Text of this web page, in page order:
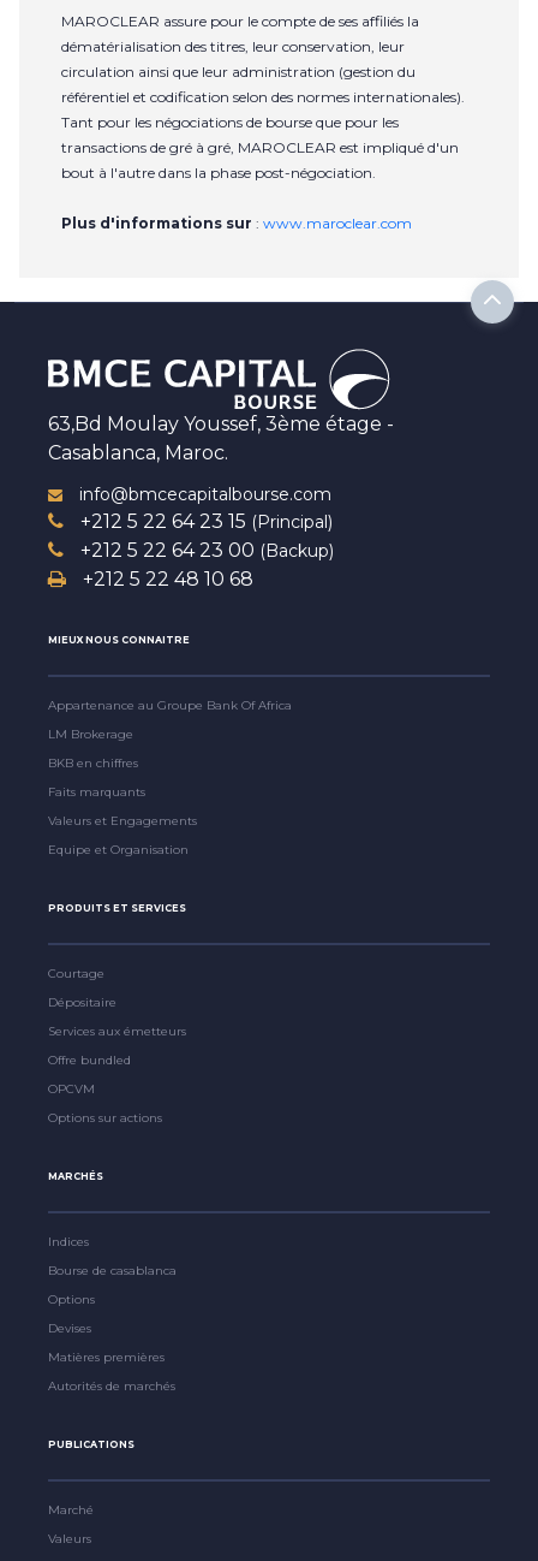
MAROCLEAR assure pour le compte de ses affiliés la
dématérialisation des titres, leur conservation, leur
circulation ainsi que leur administration (gestion du
référentiel et codification selon des normes internationales).
Tant pour les négociations de bourse que pour les
transactions de gré à gré, MAROCLEAR est impliqué d'un
bout à l'autre dans la phase post-négociation.
Plus d'informations sur : www.maroclear.com
63,Bd Moulay Youssef, 3ème étage -
Casablanca, Maroc.
info@bmcecapitalbourse.com
+212 5 22 64 23 15 (Principal)
+212 5 22 64 23 00 (Backup)
+212 5 22 48 10 68
MIEUX NOUS CONNAITRE
Appartenance au Groupe Bank Of Africa
LM Brokerage
BKB en chiffres
Faits marquants
Valeurs et Engagements
Equipe et Organisation
PRODUITS ET SERVICES
Courtage
Dépositaire
Services aux émetteurs
Offre bundled
OPCVM
Options sur actions
MARCHÉS
Indices
Bourse de casablanca
Options
Devises
Matières premières
Autorités de marchés
PUBLICATIONS
Marché
Valeurs